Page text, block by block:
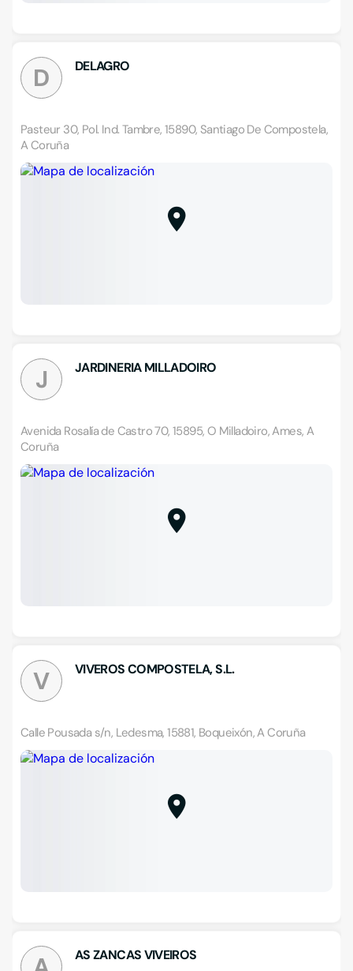
D DELAGRO
Pasteur 30, Pol. Ind. Tambre, 15890, Santiago De Compostela,
A Coruña
J JARDINERIA MILLADOIRO
Avenida Rosalía de Castro 70, 15895, O Milladoiro, Ames, A
Coruña
V VIVEROS COMPOSTELA, S.L.
Calle Pousada s/n, Ledesma, 15881, Boqueixón, A Coruña
AS ZANCAS VIVEIROS